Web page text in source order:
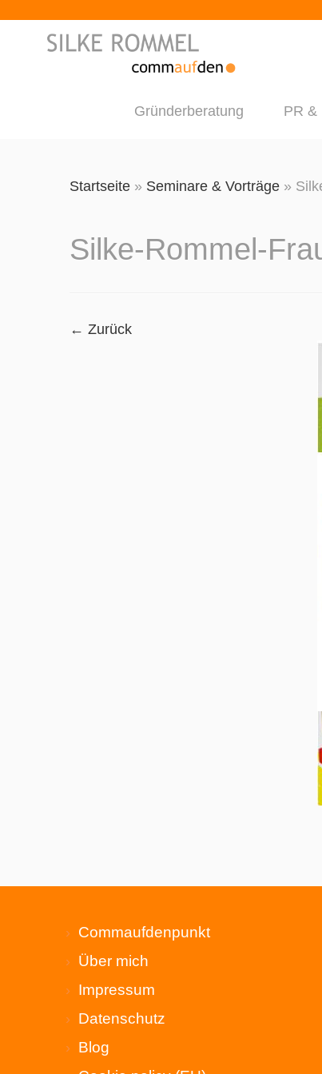
Gründerberatung PR &
Startseite » Seminare & Vorträge »
Silke-Rommel-
← Zurück
Commaufdenpunkt
Über mich
Impressum
Datenschutz
Blog